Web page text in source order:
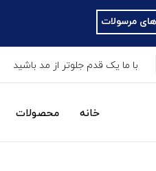
با ما یک قدم جلوتر از مد باشید
خانه محصولات